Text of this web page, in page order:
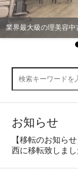
ン！
お知らせ
【移転のお知ら
西に移転致しまし